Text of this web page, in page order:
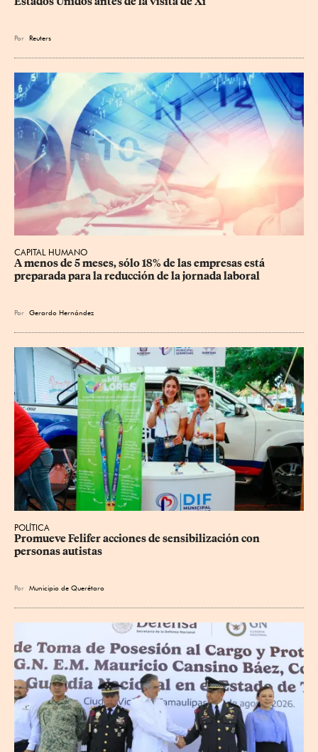
Por Reuters
CAPITAL HUMANO
A menos de 5 meses, sólo 18% de las empresas está
preparada para la reducción de la jornada laboral
Por Gerardo Hernández
POLÍTICA
Promueve Felifer acciones de sensibilización con
personas autistas
Por Municipio de Querétaro